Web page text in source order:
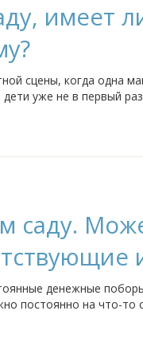
имеет
сцены, когда одна
уже не в первый
с такими
саду.
денежные
постоянно на что-то
и...